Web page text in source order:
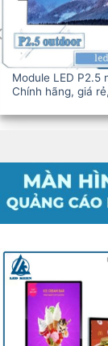
Module LED P2.5
Chính hãng, giá